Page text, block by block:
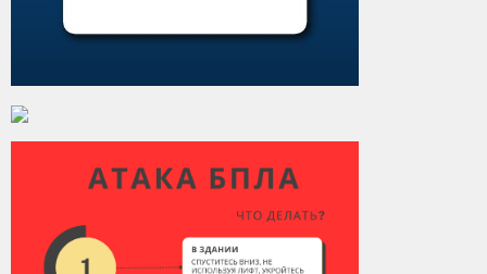
Контакты